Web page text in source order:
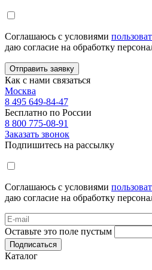
Соглашаюсь с условиями
даю согласие на обработку
Отправить заявку
Как с нами связаться
Москва
8 495 649-84-47
Бесплатно по России
8 800 775-08-91
Заказать звонок
Подпишитесь на рассылку
Соглашаюсь с условиями
даю согласие на обработку
Оставьте это поле пустым
Подписаться
Каталог